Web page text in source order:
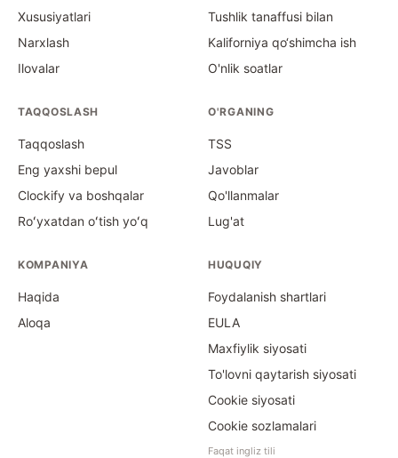
Xususiyatlari
Narxlash
Ilovalar
Tushlik tanaffusi bilan
Kaliforniya qo‘shimcha ish
O'nlik soatlar
TAQQOSLASH
Taqqoslash
Eng yaxshi bepul
Clockify va boshqalar
Roʻyxatdan oʻtish yoʻq
O'RGANING
TSS
Javoblar
Qo'llanmalar
Lug'at
KOMPANIYA
Haqida
Aloqa
HUQUQIY
Foydalanish shartlari
EULA
Maxfiylik siyosati
To'lovni qaytarish siyosati
Cookie siyosati
Cookie sozlamalari
Faqat ingliz tili